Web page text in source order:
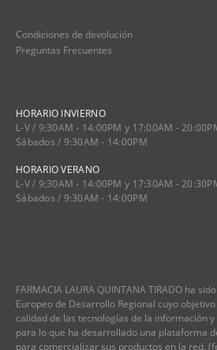
Condiciones de devolución
Preguntas Frecuentes
HORARIO INVIERNO
L-V / 9:30AM - 14:00PM y 17:00AM -
Sábados / 9:30AM - 14:00PM
HORARIO VERANO
L-V / 9:30AM - 14:00PM y 17:30AM -
Sábados / 9:30AM - 14:00PM
FARMACIA LAURA QUINTANA TIRADO ha
Europeo de Desarrollo Regional cuyo
calidad de las tecnologías de la información
para lo que ha desarrollado una plataforma
para comercializar sus productos en la red.